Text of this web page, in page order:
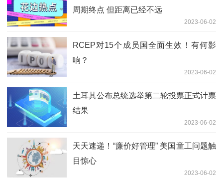
周期终点 但距离已经不远
2023-06-02
RCEP对15个成员国全面生效！有何影
响？
2023-06-02
土耳其公布总统选举第二轮投票正式计票
结果
2023-06-02
天天速递！“廉价好管理” 美国童工问题触
目惊心
2023-06-02